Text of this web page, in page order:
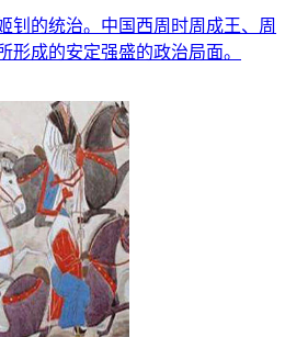
钊的统治。中国西周时周成王、周
形成的安定强盛的政治局面。